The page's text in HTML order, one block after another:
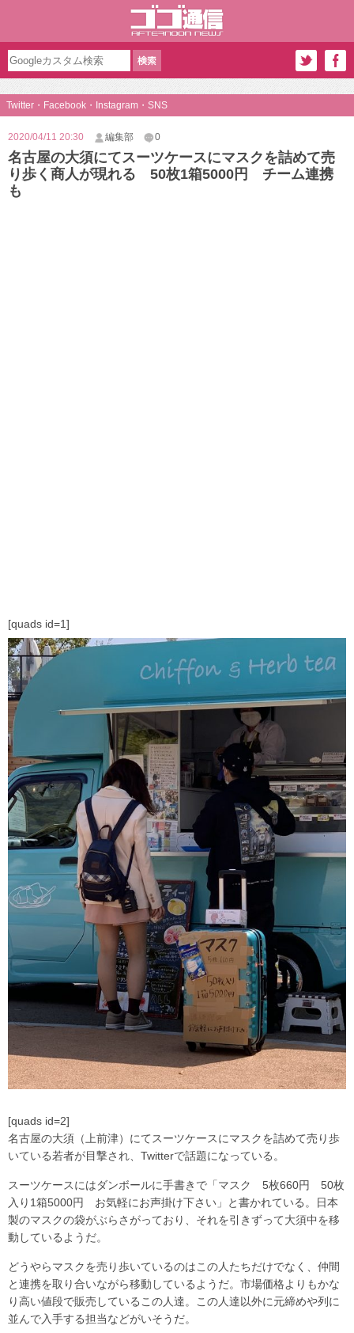
Twitter・Facebook・Instagram・SNS
2020/04/11 20:30 編集部 0
名古屋の大須にてスーツケースにマスクを詰めて売
り歩く商人が現れる 50枚1箱5000円 チーム連携
も
[quads id=1]
[quads id=2]
名古屋の大須（上前津）にてスーツケースにマスクを詰めて売り歩
いている若者が目撃され、Twitterで話題になっている。
スーツケースにはダンボールに手書きで「マスク 5枚660円 50枚
入り1箱5000円 お気軽にお声掛け下さい」と書かれている。日本
製のマスクの袋がぶらさがっており、それを引きずって大須中を移
動しているようだ。
どうやらマスクを売り歩いているのはこの人たちだけでなく、仲間
と連携を取り合いながら移動しているようだ。市場価格よりもかな
り高い値段で販売しているこの人達。この人達以外に元締めや列に
並んで入手する担当などがいそうだ。